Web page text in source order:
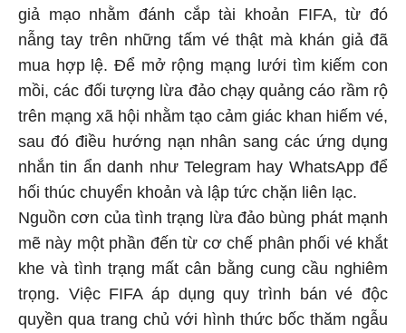
giả mạo nhằm đánh cắp tài khoản FIFA, từ đó
nẫng tay trên những tấm vé thật mà khán giả đã
mua hợp lệ. Để mở rộng mạng lưới tìm kiếm con
mồi, các đối tượng lừa đảo chạy quảng cáo rầm rộ
trên mạng xã hội nhằm tạo cảm giác khan hiếm vé,
sau đó điều hướng nạn nhân sang các ứng dụng
nhắn tin ẩn danh như Telegram hay WhatsApp để
hối thúc chuyển khoản và lập tức chặn liên lạc.
Nguồn cơn của tình trạng lừa đảo bùng phát mạnh
mẽ này một phần đến từ cơ chế phân phối vé khắt
khe và tình trạng mất cân bằng cung cầu nghiêm
trọng. Việc FIFA áp dụng quy trình bán vé độc
quyền qua trang chủ với hình thức bốc thăm ngẫu